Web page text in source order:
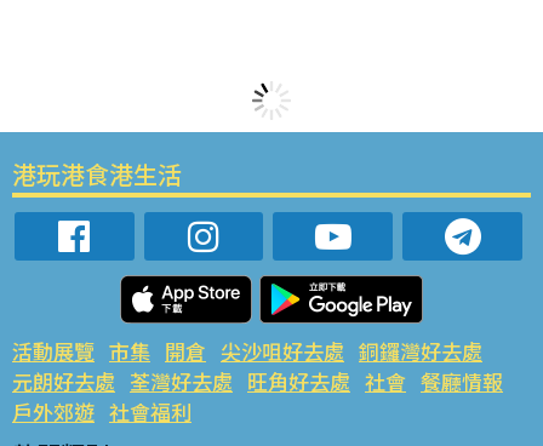
港玩港食港生活
活動展覽 市集 開倉 尖沙咀好去處 銅鑼灣好去處
元朗好去處 荃灣好去處 旺角好去處 社會 餐廳情報
戶外郊遊 社會福利